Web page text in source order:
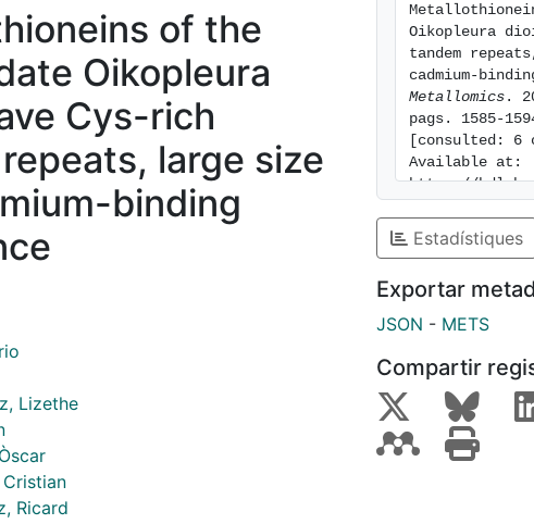
of the
Oikopleura
Cys-rich
large size
binding
Lizethe
Ricard
Oikopleura
tandem
Metallomics .
pags. 1585-
[consulted: 6
Available at:
https://
Estadístiques
Exportar
JSON - METS
Compartir